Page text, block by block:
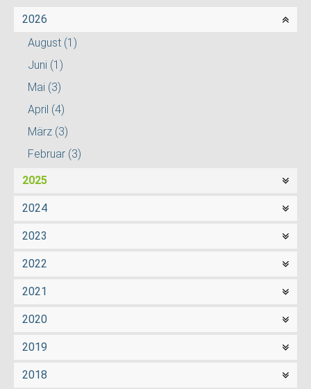
2026
August (1)
Juni (1)
Mai (3)
April (4)
März (3)
Februar (3)
2025
2024
2023
2022
2021
2020
2019
2018